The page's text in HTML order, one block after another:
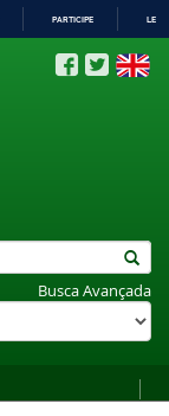
PARTICIPE
Busca Avançada